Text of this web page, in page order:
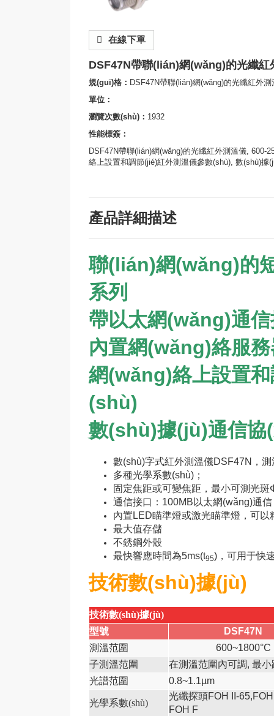
在線下單
DSF47N帶聯(lián)網(wǎng)的光纖紅
規(guī)格： DSF47N帶聯(lián)網(wǎng)的光纖紅外測
單位：
瀏覽次數(shù)： 1932
性能標簽：
DSF47N帶聯(lián)網(wǎng)的光纖紅外測溫儀, 600-
絡上設置和調節(jié)紅外測溫儀參數(shù), 數(shù)
產品詳細描述
聯(lián)網(wǎng)的
系列
帶以太網(wǎng)通
內置網(wǎng)絡服
網(wǎng)絡上設置
(shù)
數(shù)據(jù)通信
數(shù)字式紅外測溫儀DSF47N，
多種光學系數(shù)；
固定焦距或可變焦距，最小可測光斑
通信接口 ：100MB以太網(wǎng)通
內置LED瞄準燈或激光瞄準燈，可以
最大值存儲
不銹鋼外殼
最快響應時間為5ms(t95) ，可用于快
技術數(shù)據(jù)
技術數(shù)據(jù)
型號
DSF47N
測溫范圍
600~1800°C
子測溫范圍
在測溫范圍內可調, 最小
光譜范圍
0.8~1.1µm
光學系數(shù)
光纖探頭FOH II-
FOH F